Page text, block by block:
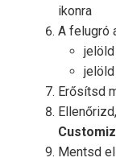
ikonra
A felugró
Erősítsd
Mentsd